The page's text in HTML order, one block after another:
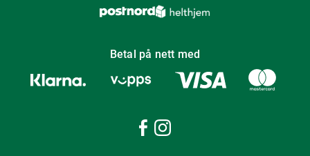
Betal på nett med